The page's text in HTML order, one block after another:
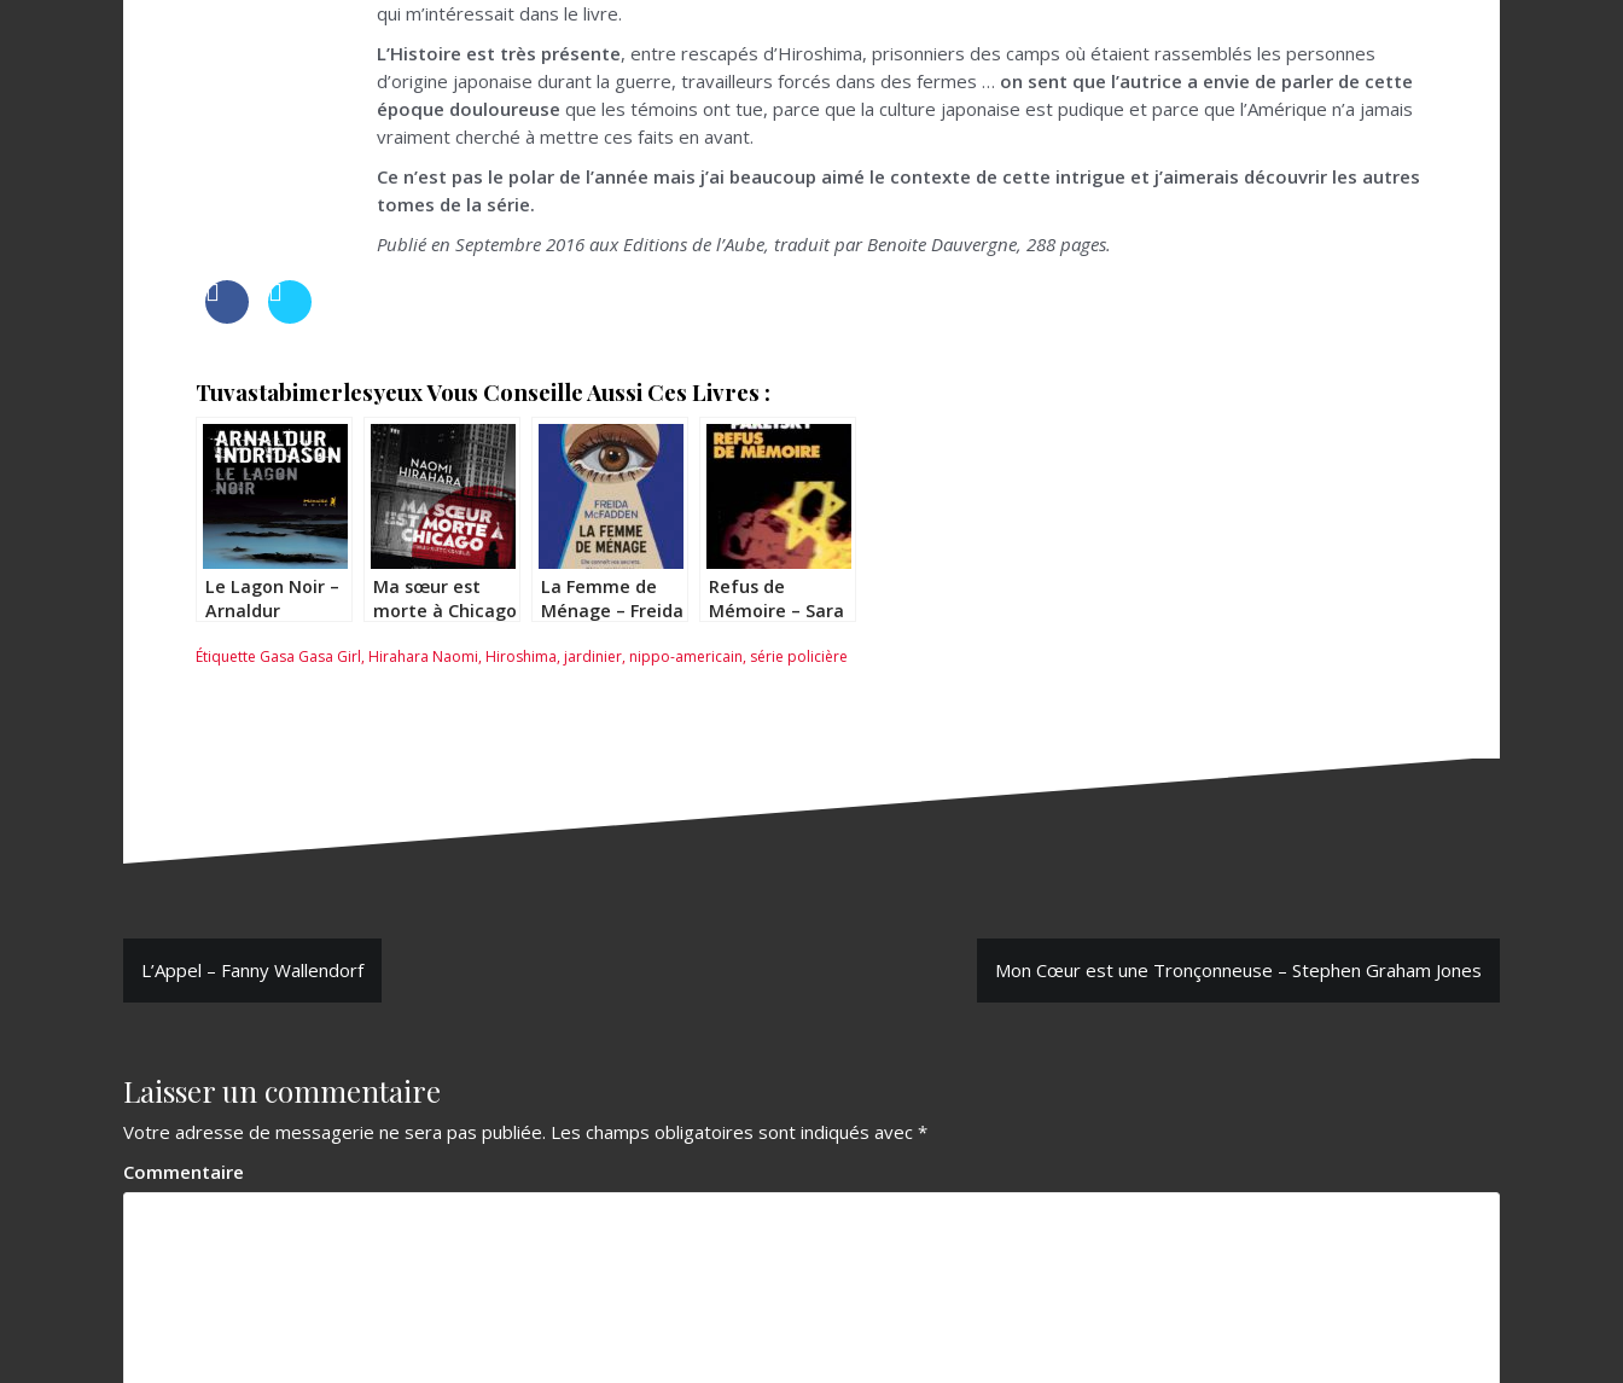
qui m’intéressait dans le livre.
L’Histoire est très présente, entre rescapés d’Hiroshima, prisonniers des camps où étaient rassemblés les personnes
d’origine japonaise durant la guerre, travailleurs forcés dans des fermes … on sent que l’autrice a envie de parler de cette
époque douloureuse que les témoins ont tue, parce que la culture japonaise est pudique et parce que l’Amérique n’a jamais
vraiment cherché à mettre ces faits en avant.
Ce n’est pas le polar de l’année mais j’ai beaucoup aimé le contexte de cette intrigue et j’aimerais découvrir les autres
tomes de la série.
Publié en Septembre 2016 aux Editions de l’Aube, traduit par Benoite Dauvergne, 288 pages.
Tuvastabimerlesyeux Vous Conseille Aussi Ces Livres :
Le Lagon Noir –
Arnaldur
Ma sœur est
morte à Chicago
Hirahara
La Femme de
Ménage – Freida
Refus de
Mémoire – Sara
Étiquette Gasa Gasa Girl,Hirahara Naomi,Hiroshima,jardinier,nippo-americain, série policière
N
i
g
a
L’Appel – Fanny Wallendorf Mon Cœur est une Tronçonneuse – Stephen Graham Jones
Laisser un commentaire
Votre adresse de messagerie ne sera pas publiée. Les champs obligatoires sont indiqués avec *
Commentaire